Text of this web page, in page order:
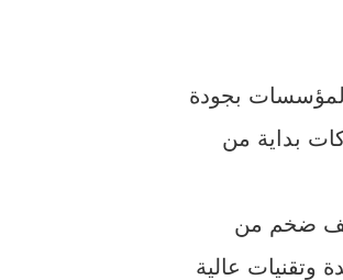
بجودة
بداية من
ضخم من
وتقنيات عالية